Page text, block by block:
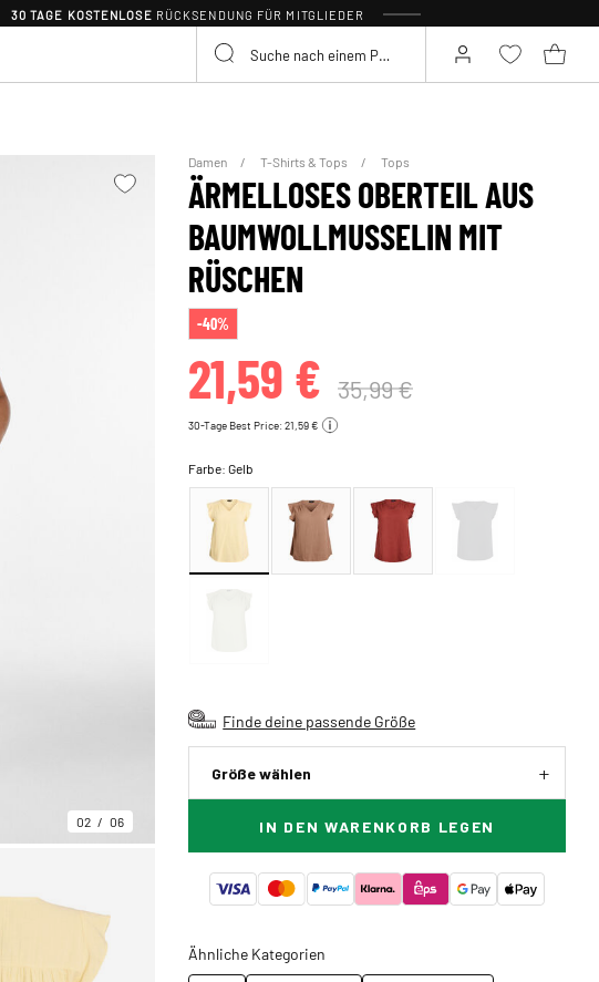
30 TAGE KOSTENLOSE RÜCKSENDUNG FÜR MITGLIEDER
02 06
Damen T-Shirts & Tops Tops
ÄRMELLOSES OBERTEIL AUS
BAUMWOLLMUSSELIN MIT
RÜSCHEN
-40%
21,59 € 35,99 €
30-Tage Best Price: 21,59 €
Farbe:Gelb
Finde deine passende Größe
Größe wählen
IN DEN WARENKORB LEGEN
Ähnliche Kategorien